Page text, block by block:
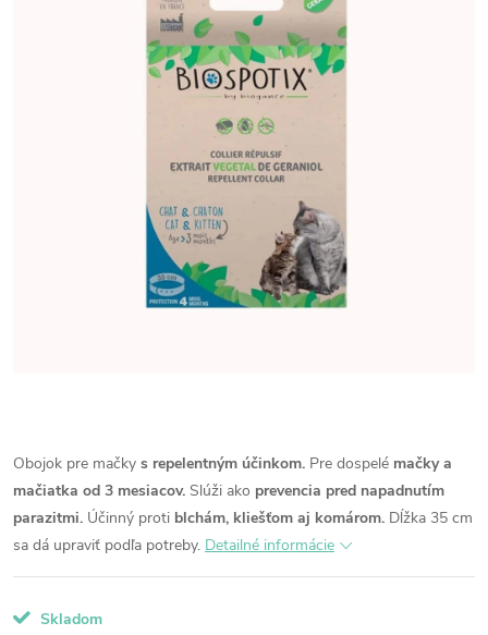
Obojok pre mačky s repelentným účinkom. Pre dospelé mačky a
mačiatka od 3 mesiacov. Slúži ako prevencia pred napadnutím
parazitmi. Účinný proti blchám, kliešťom aj komárom. Dĺžka 35 cm
sa dá upraviť podľa potreby. Detailné informácie
Skladom